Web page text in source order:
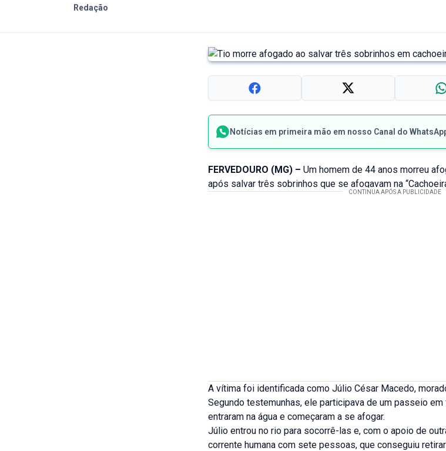
Redação
Notícias em primeira mão em nosso Canal do
FERVEDOURO (MG) – Um homem de 44 anos morreu
após salvar três sobrinhos que se afogavam na
A vítima foi identificada como Júlio César Macedo,
Segundo testemunhas, ele participava de um passeio
entraram na água e começaram a se afogar.
Júlio entrou no rio para socorrê-las e, com o apoio de
corrente humana com sete pessoas, que conseguiu